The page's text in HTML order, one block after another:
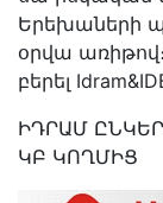
Երեխաների
օրվա
բերել
ԻԴՐԱՄ
ԿԲ ԿՈՂՄԻՑ